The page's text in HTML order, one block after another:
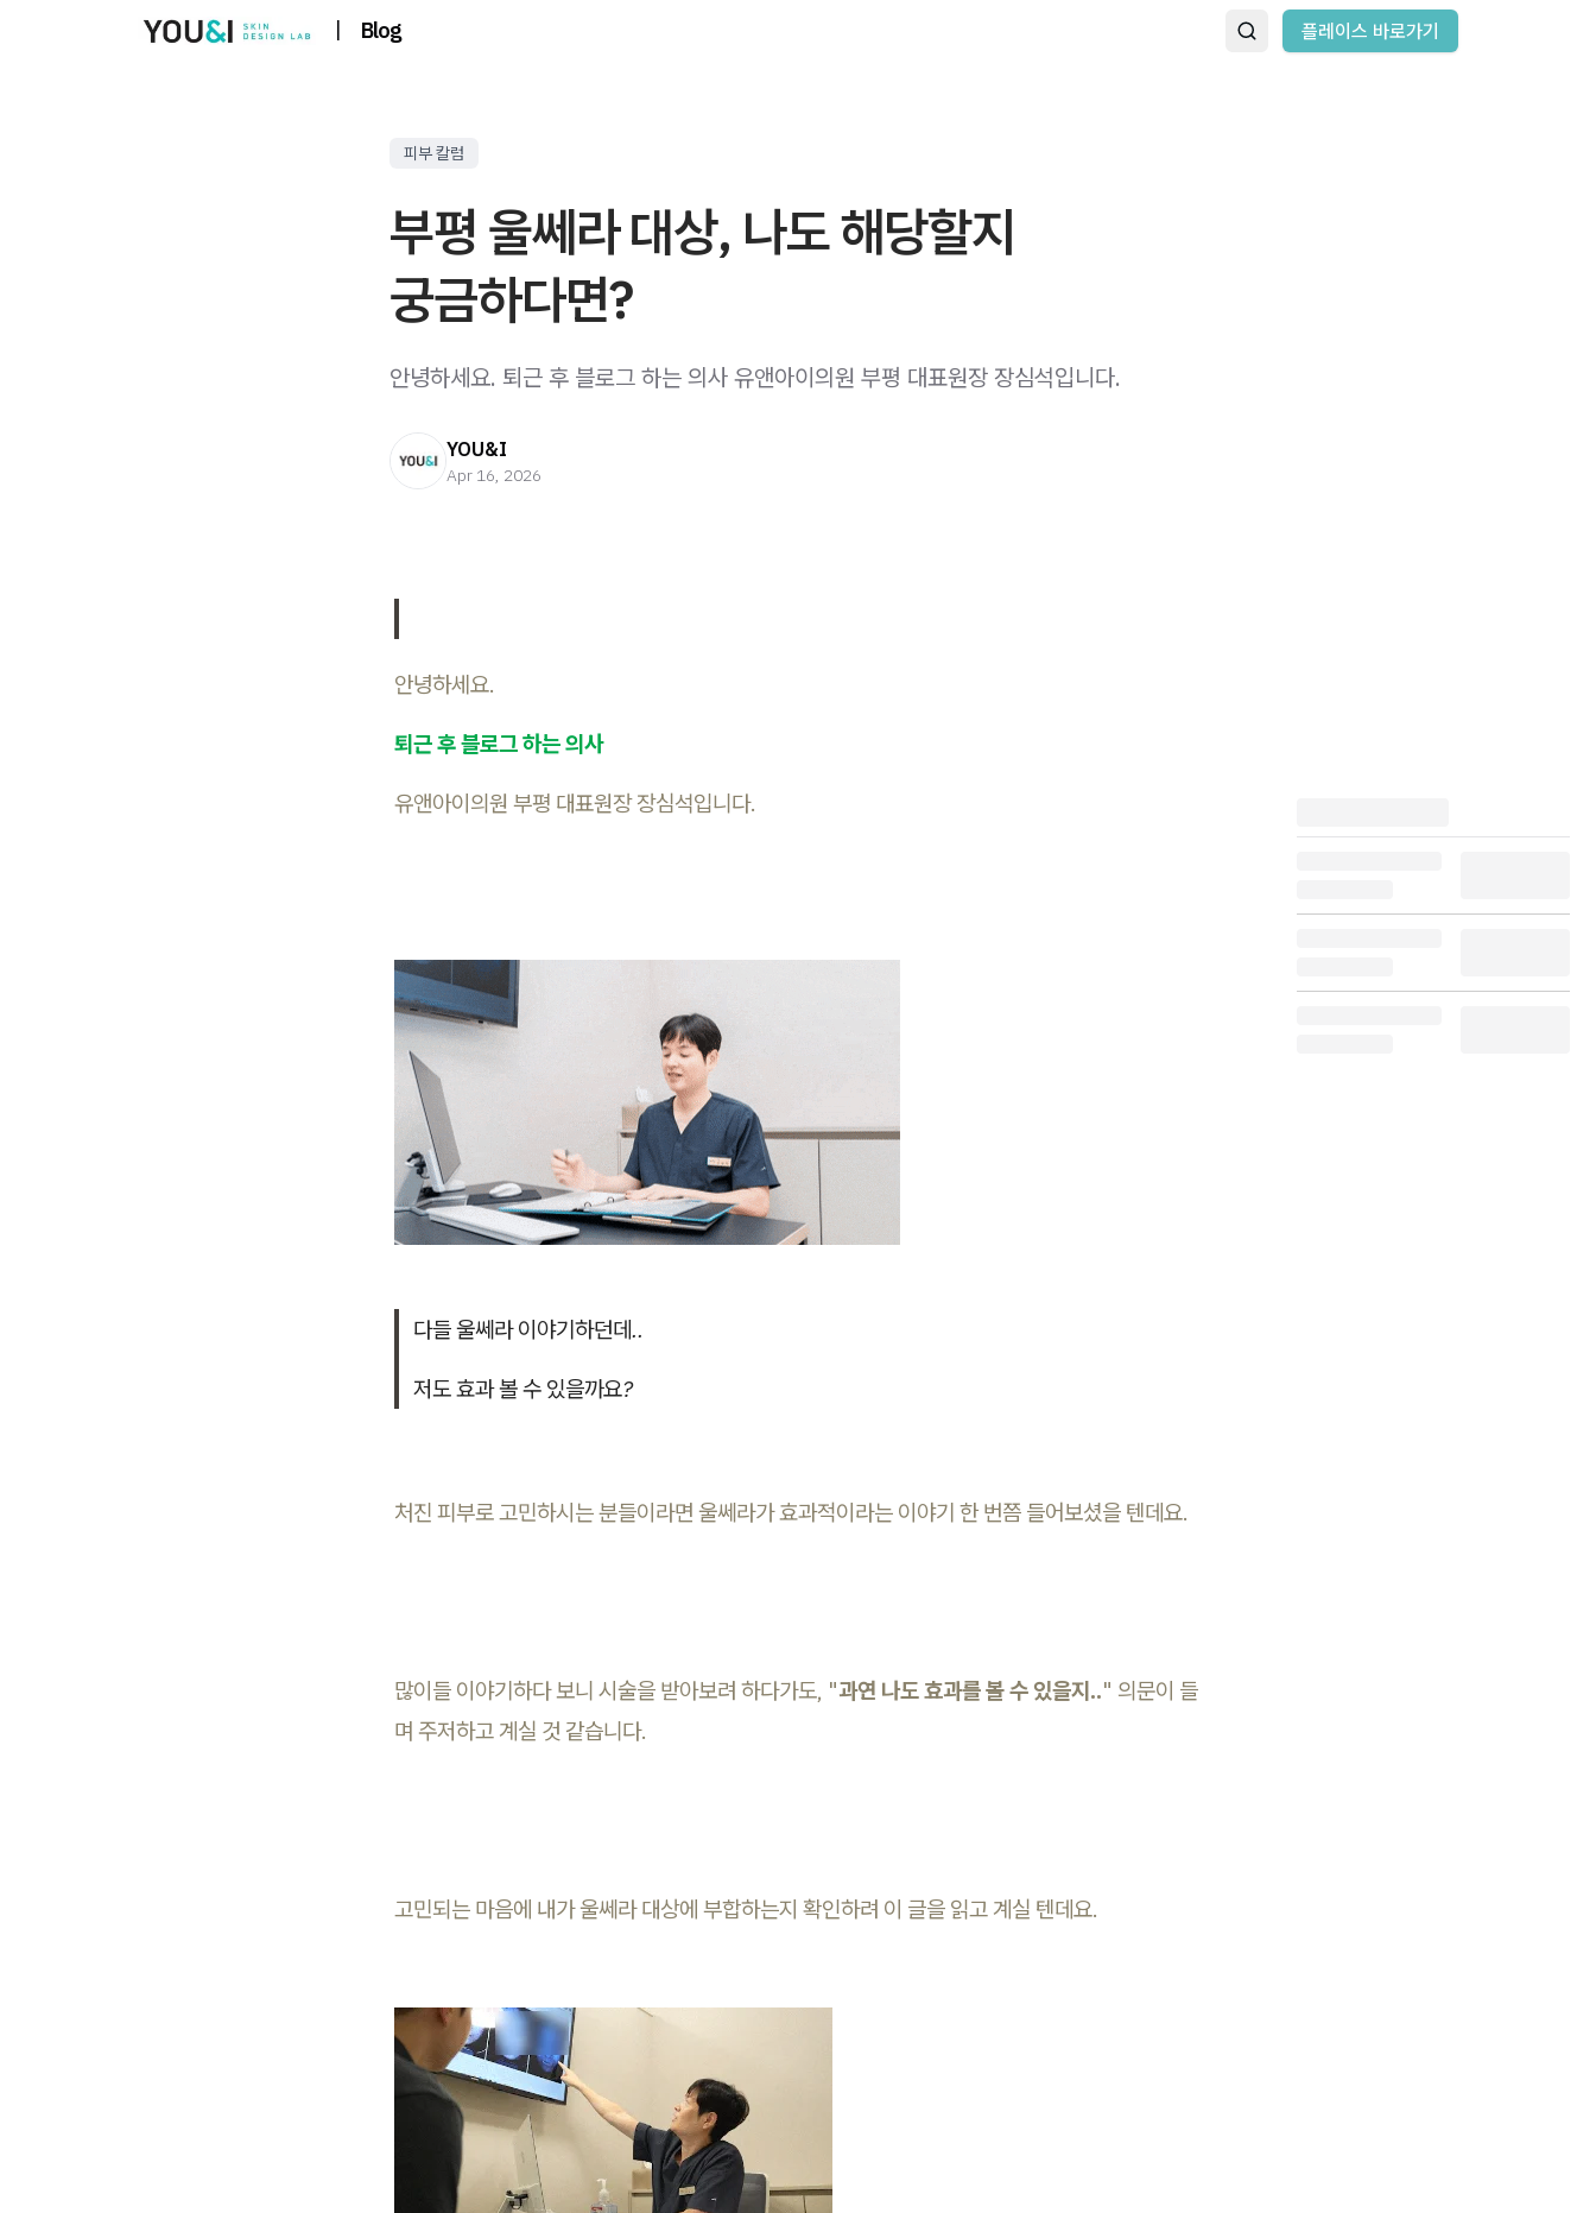
| Blog 플레이스 바로가기
피부 칼럼
부평 울쎄라 대상, 나도 해당할지
궁금하다면?
안녕하세요. 퇴근 후 블로그 하는 의사 유앤아이의원 부평 대표원장 장심석입니다. ​ ​ ​
YOU&I
Apr 16, 2026
안녕하세요.
퇴근 후 블로그 하는 의사
유앤아이의원 부평 대표원장 장심석입니다.
다들 울쎄라 이야기하던데..
저도 효과 볼 수 있을까요?
처진 피부로 고민하시는 분들이라면 울쎄라가 효과적이라는 이야기 한 번쯤 들어보셨을 텐데요.
많이들 이야기하다 보니 시술을 받아보려 하다가도, "과연 나도 효과를 볼 수 있을지.." 의문이 들
며 주저하고 계실 것 같습니다.
고민되는 마음에 내가 울쎄라 대상에 부합하는지 확인하려 이 글을 읽고 계실 텐데요.